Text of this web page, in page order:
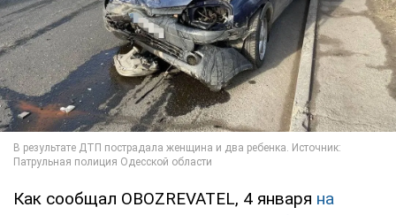
Как сообщал OBOZREVATEL, 4 января на